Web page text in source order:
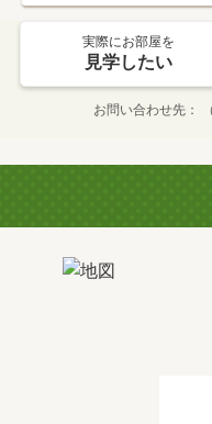
実際にお部屋を
見学したい
お問い合わせ先